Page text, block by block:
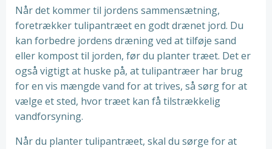
Når det kommer til jordens sammensætning,
foretrækker tulipantræet en godt drænet jord. Du
kan forbedre jordens dræning ved at tilføje sand
eller kompost til jorden, før du planter træet. Det er
også vigtigt at huske på, at tulipantræer har brug
for en vis mængde vand for at trives, så sørg for at
vælge et sted, hvor træet kan få tilstrækkelig
vandforsyning.
Når du planter tulipantræet, skal du sørge for at